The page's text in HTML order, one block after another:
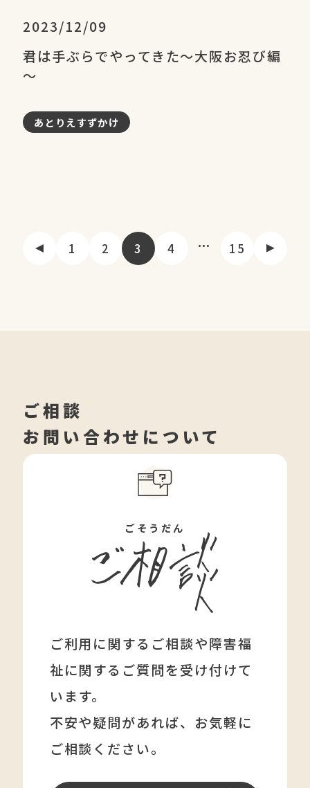
2023/12/09
君は手ぶらでやってきた～大阪お忍び編
～
あとりえすずかけ
1 2 3 4 … 15
ご相談
お問い合わせについて
ごそうだん
ご利用に関するご相談や障害福
祉に関する ご質問を受け付けて
います。
不安や疑問があれば、 お気軽に
ご相談ください。